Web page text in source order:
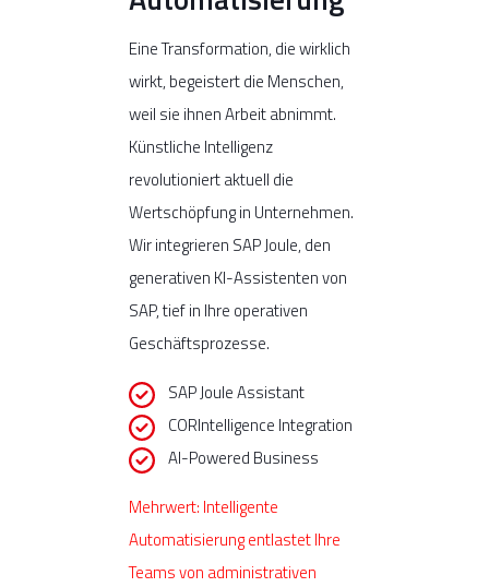
Eine Transformation, die wirklich
wirkt, begeistert die Menschen,
weil sie ihnen Arbeit abnimmt.
Künstliche Intelligenz
revolutioniert aktuell die
Wertschöpfung in Unternehmen.
Wir integrieren SAP Joule, den
generativen KI-Assistenten von
SAP, tief in Ihre operativen
Geschäftsprozesse.
SAP Joule Assistant
CORIntelligence Integration
AI-Powered Business
Mehrwert: Intelligente
Automatisierung entlastet Ihre
Teams von administrativen